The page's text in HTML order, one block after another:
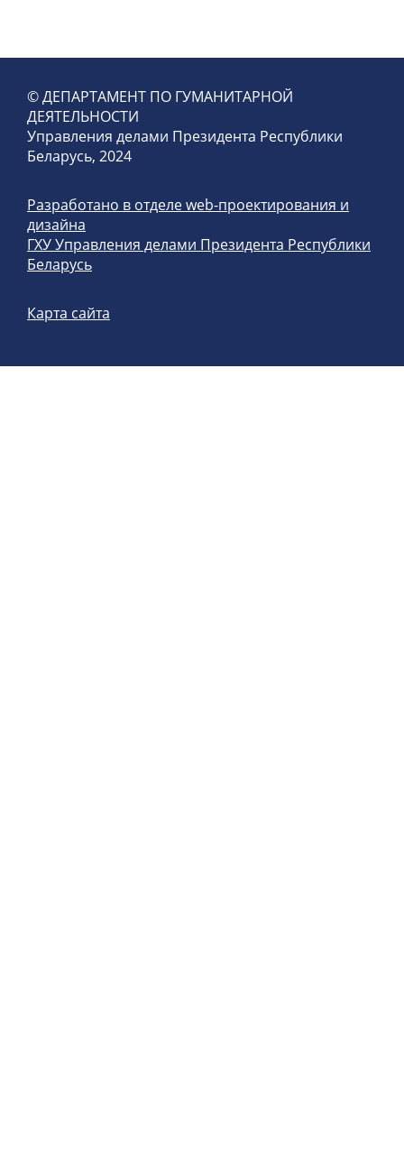
© ДЕПАРТАМЕНТ ПО ГУМАНИТАРНОЙ
ДЕЯТЕЛЬНОСТИ
Управления делами Президента Республики
Беларусь, 2024
Разработано в отделе web-проектирования и
дизайна
ГХУ Управления делами Президента Республики
Беларусь
Карта сайта